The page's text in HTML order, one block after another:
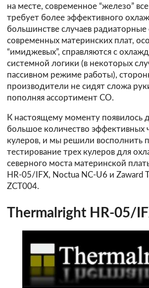
на месте, современное “железо”
требует более эффективного
большинстве случаев радиаторные
современных материнских плат,
“имиджевых”, справляются с
системной логики (в некоторых
пассивном режиме работы),
производители не сидят сложа
пополняя ассортимент СО.
К настоящему моменту появилось
большое количество эффективных
кулеров, и мы решили восполнить
тестирование трех кулеров для
северного моста материнской
HR-05/IFX, Noctua NC-U6 и Zaward
ZCT004.
Thermalright HR-05/